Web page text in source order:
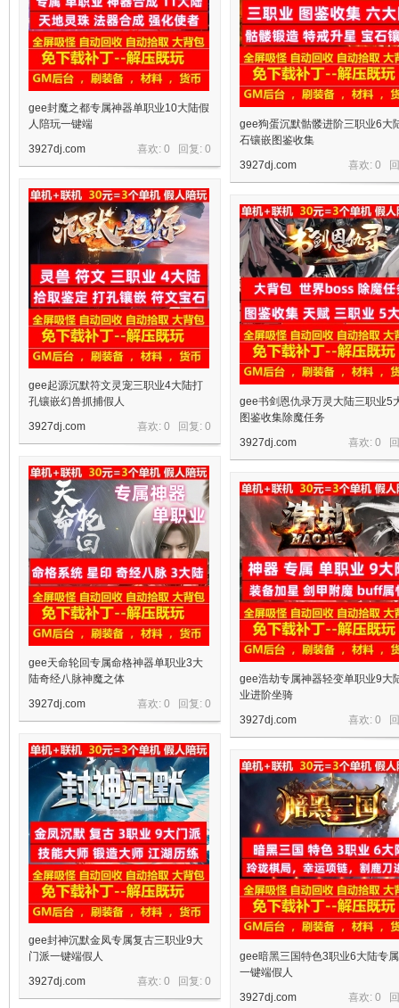
gee封魔之都专属神器单职业10大陆假
人陪玩一键端
喜欢: 0 回复: 0
3927dj.com
gee狗蛋沉默骷髅进阶三职业6大
石镶嵌图鉴收集
喜欢: 0
3927dj.com
gee起源沉默符文灵宠三职业4大陆打
孔镶嵌幻兽抓捕假人
喜欢: 0 回复: 0
3927dj.com
gee书剑恩仇录万灵大陆三职业5
图鉴收集除魔任务
喜欢: 0
3927dj.com
gee天命轮回专属命格神器单职业3大
陆奇经八脉神魔之体
喜欢: 0 回复: 0
3927dj.com
gee浩劫专属神器轻变单职业9大
业进阶坐骑
喜欢: 0
3927dj.com
gee封神沉默金凤专属复古三职业9大
门派一键端假人
喜欢: 0 回复: 0
3927dj.com
gee暗黑三国特色3职业6大陆专
一键端假人
喜欢: 0
3927dj.com